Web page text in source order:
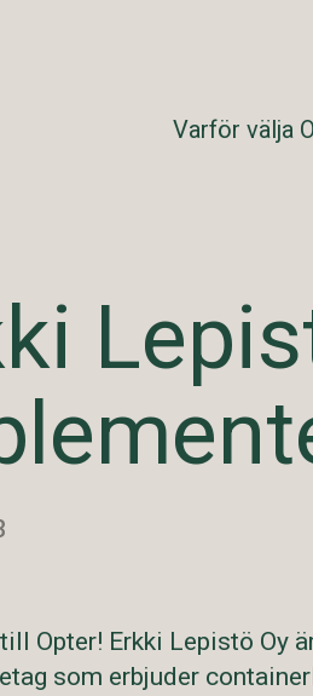
Varför välja
Opter! Erkki Lepistö Oy
som erbjuder